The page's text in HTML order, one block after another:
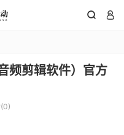
 
剪辑软件）官方
0)